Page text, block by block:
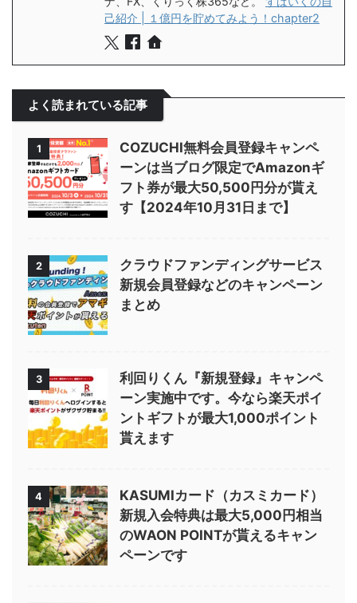
己紹介 | １億円を貯めてみよう！chapter2
よく読まれている記事
1
COZUCHI無料会員登録キャンペ
ーンは当ブログ限定でAmazonギ
フト券が最大50,500円分が貰え
す【2024年10月31日まで】
2
クラウドファンディングサービス
新規会員登録などのキャンペーン
まとめ
3
利回りくん『新規登録』キャンペ
ーン実施中です。今なら楽天ポイ
ントギフトが最大1,000ポイント
貰えます
4
KASUMIカード（カスミカード）
新規入会特典は最大5,000円相当
のWAON POINTが貰えるキャン
ペーンです